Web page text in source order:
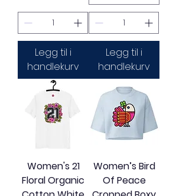
Legg til i
handlekurv
Legg til i
handlekurv
Women's 21
Floral Organic
Women’s Bird
Of Peace